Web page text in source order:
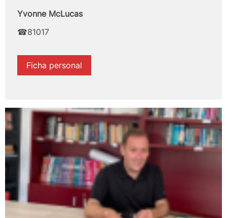
Yvonne McLucas
☎81017
Ficha personal